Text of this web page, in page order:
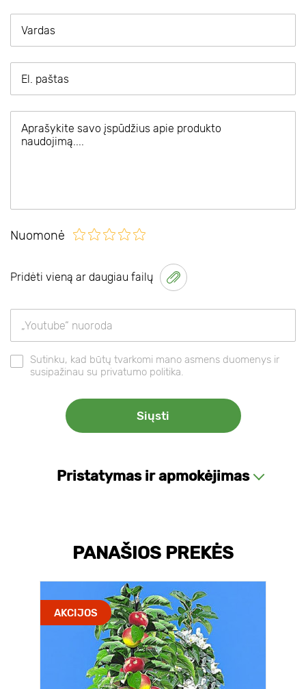
Nuomonė
Pridėti vieną ar daugiau failų
Sutinku, kad būtų tvarkomi mano asmens duomenys ir
susipažinau su privatumo politika.
Pristatymas ir apmokėjimas
PANAŠIOS PREKĖS
AKCIJOS